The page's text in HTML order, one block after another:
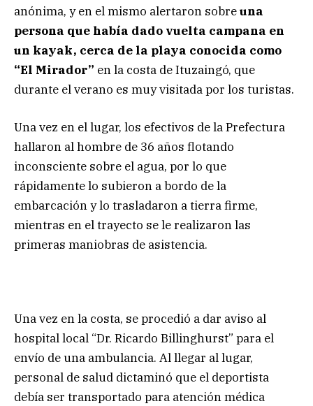
anónima, y en el mismo alertaron sobreuna
persona que había dado vuelta campana en
un kayak, cerca de la playa conocida como
“El Mirador” en la costa de Ituzaingó, que
durante el verano es muy visitada por los turistas.
Una vez en el lugar, los efectivos de la Prefectura
hallaron al hombre de 36 años flotando
inconsciente sobre el agua, por lo que
rápidamente lo subieron a bordo de la
embarcación y lo trasladaron a tierra firme,
mientras en el trayecto se le realizaron las
primeras maniobras de asistencia.
Una vez en la costa, se procedió a dar aviso al
hospital local “Dr. Ricardo Billinghurst” para el
envío de una ambulancia. Al llegar al lugar,
personal de salud dictaminó que el deportista
debía ser transportado para atención médica